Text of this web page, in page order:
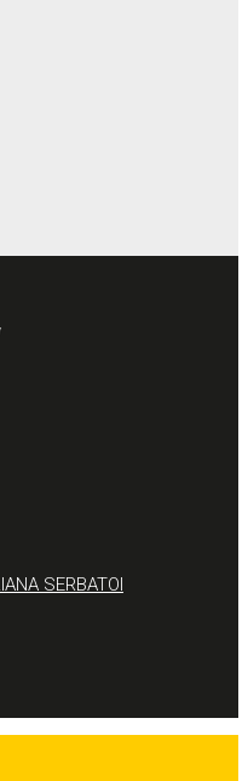
SERBATOI